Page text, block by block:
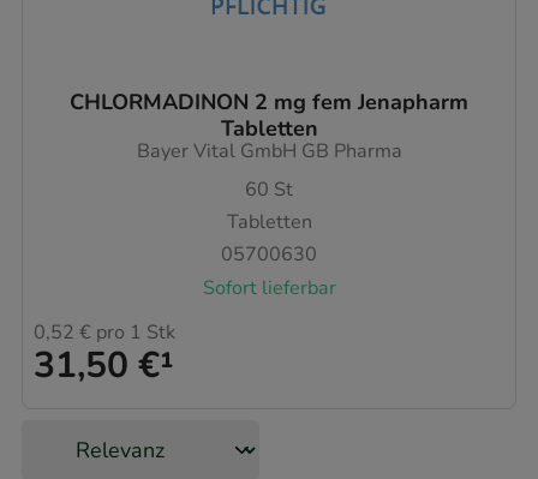
CHLORMADINON 2 mg fem Jenapharm
Tabletten
Bayer Vital GmbH GB Pharma
60 St
Tabletten
05700630
Sofort lieferbar
31,50 €¹
0,52 € pro 1 Stk